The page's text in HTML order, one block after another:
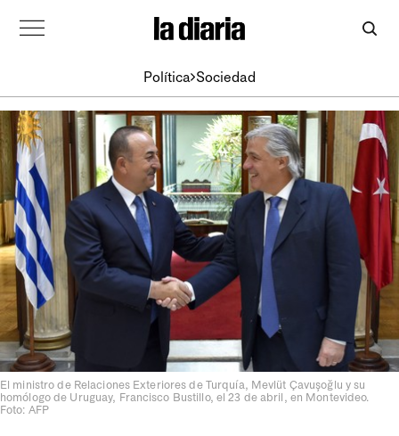
Política Sociedad
El ministro de Relaciones Exteriores de Turquía, Mevlüt Çavuşoğlu y su
homólogo de Uruguay, Francisco Bustillo, el 23 de abril, en Montevideo.
Foto: AFP